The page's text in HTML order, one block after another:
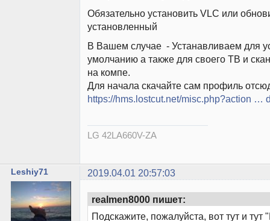
Обязательно установить VLC или
установленный
В Вашем случае - Устанавливаем для
умолчанию а также для своего ТВ и
на компе.
Для начала скачайте сам профиль
https://hms.lostcut.net/misc.php?action …
LG 42LA660V-ZA
Leshiy71 2019.04.01 20:57:03
realmen8000 пишет:
Подскажите, пожалуйста, вот тут и тут